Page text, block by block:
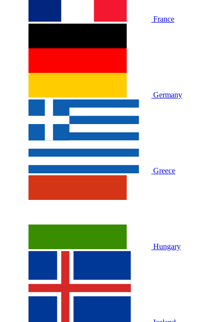
France
Germany
Greece
Hungary